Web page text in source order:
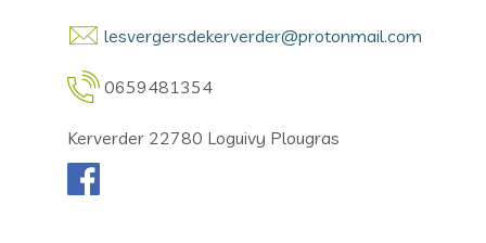
lesvergersdekerverder@protonmail.com
0659481354
Kerverder 22780 Loguivy Plougras